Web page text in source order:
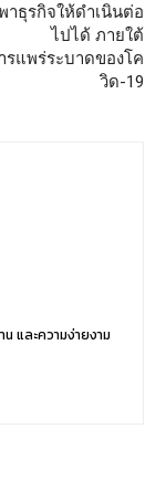
าธุรกิจให้ดำเนินต่อ
ไปได้ ภายใต้
รแพร่ระบาดของโค
วิด-19
และความง่ายงาม